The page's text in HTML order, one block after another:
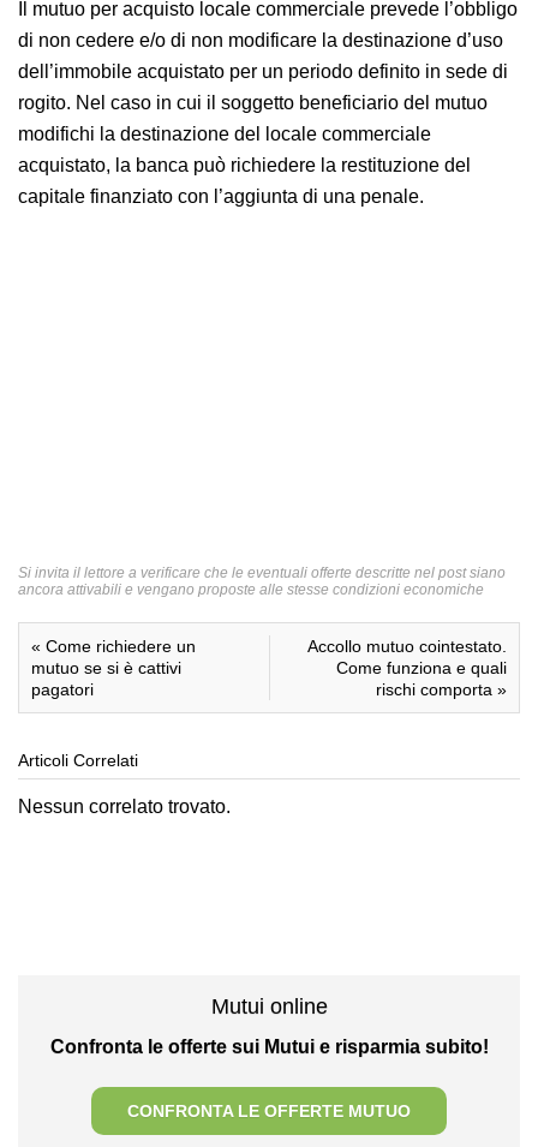
Il mutuo per acquisto locale commerciale prevede l’obbligo
di non cedere e/o di non modificare la destinazione d’uso
dell’immobile acquistato per un periodo definito in sede di
rogito. Nel caso in cui il soggetto beneficiario del mutuo
modifichi la destinazione del locale commerciale
acquistato, la banca può richiedere la restituzione del
capitale finanziato con l’aggiunta di una penale.
Si invita il lettore a verificare che le eventuali offerte descritte nel post siano
ancora attivabili e vengano proposte alle stesse condizioni economiche
« Come richiedere un
mutuo se si è cattivi
pagatori
Accollo mutuo cointestato.
Come funziona e quali
rischi comporta »
Articoli Correlati
Nessun correlato trovato.
Mutui online
Confronta le offerte sui Mutui e risparmia subito!
CONFRONTA LE OFFERTE MUTUO